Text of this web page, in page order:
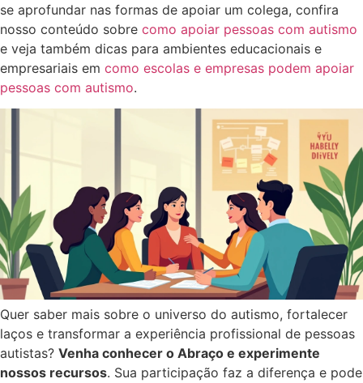
se aprofundar nas formas de apoiar um colega, confira
nosso conteúdo sobre como apoiar pessoas com autismo
e veja também dicas para ambientes educacionais e
empresariais em como escolas e empresas podem apoiar
pessoas com autismo.
Quer saber mais sobre o universo do autismo, fortalecer
laços e transformar a experiência profissional de pessoas
autistas? Venha conhecer o Abraço e experimente
nossos recursos. Sua participação faz a diferença e pode